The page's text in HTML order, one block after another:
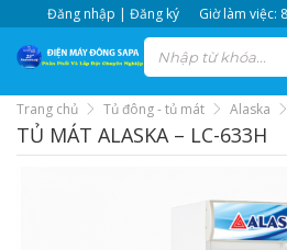
Đăng nhập | Đăng ký Giờ làm việc:
Trang chủ Tủ đông - tủ mát Alaska
TỦ MÁT ALASKA – LC-633H